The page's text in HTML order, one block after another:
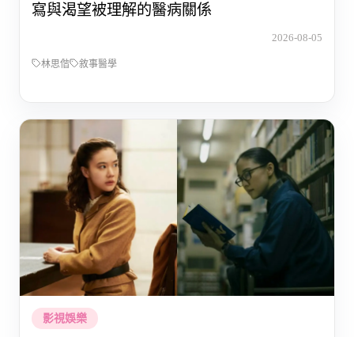
寫與渴望被理解的醫病關係
2026-08-05
林思偕 敘事醫學
影視娛樂